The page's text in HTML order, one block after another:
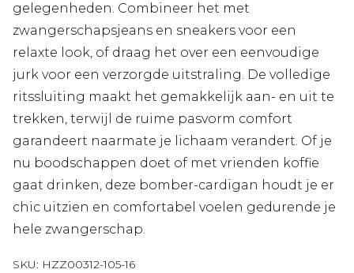
gelegenheden. Combineer het met
zwangerschapsjeans en sneakers voor een
relaxte look, of draag het over een eenvoudige
jurk voor een verzorgde uitstraling. De volledige
ritssluiting maakt het gemakkelijk aan- en uit te
trekken, terwijl de ruime pasvorm comfort
garandeert naarmate je lichaam verandert. Of je
nu boodschappen doet of met vrienden koffie
gaat drinken, deze bomber-cardigan houdt je er
chic uitzien en comfortabel voelen gedurende je
hele zwangerschap.
SKU: HZZ00312-105-16